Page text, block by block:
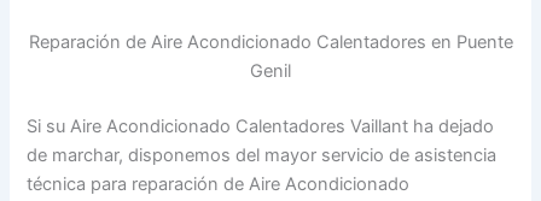
Reparación de Aire Acondicionado Calentadores en Puente
Genil
Si su Aire Acondicionado Calentadores Vaillant ha dejado
de marchar, disponemos del mayor servicio de asistencia
técnica para reparación de Aire Acondicionado